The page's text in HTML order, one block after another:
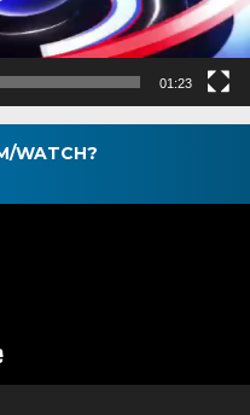
01:23
WATCH?